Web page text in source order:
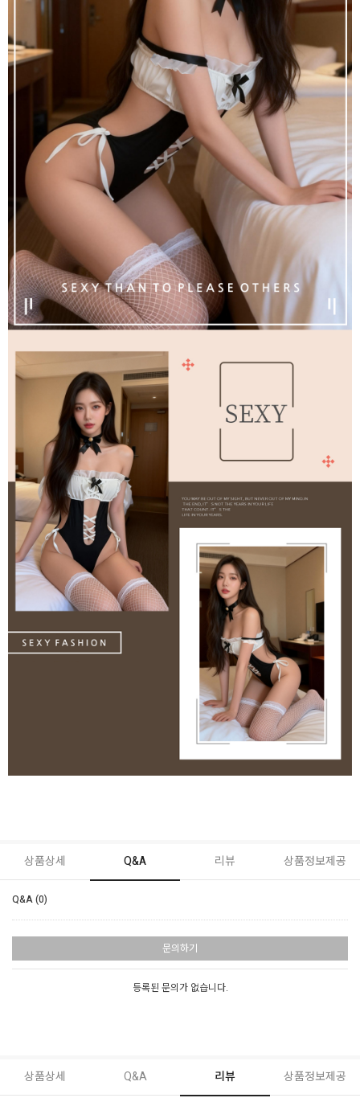
상품상세 Q&A 리뷰 상품정보제공
Q&A (0)
문의하기
등록된 문의가 없습니다.
상품상세 Q&A 리뷰 상품정보제공